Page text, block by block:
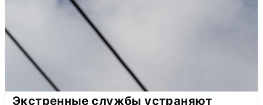
Экстренные службы устраняют